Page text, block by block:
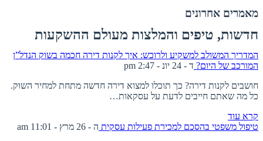
מאמרים אחרונים
חדשות, טיפים והמלצות מעולם ההשקעות
המדריך המשולב למשקיע ולרוכש: איך לקנות דירה חכמה בשוק הנדל”ן
המורכב של היום? ד - 24 יונ - 2:47 pm
חושבים לקנות דירה? כך תוכלו למצוא דירה חדשה מתחת למחיר השוק.
כל מה שאתם חייבים לדעת על עסקאות…
קרא עוד
טיפול משפטי בהסכם למכירת פעילות עסקית ה - 26 מרץ - 11:01 am